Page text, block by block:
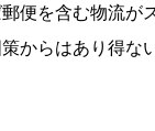
便を含む物流が
からはあり得な